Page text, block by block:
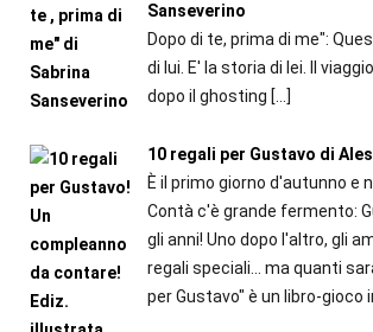
Sanseverino
Dopo di te, prima di me":
di lui. E' la storia di lei. Il
dopo il ghosting […]
10 regali per Gustavo di
È il primo giorno d'autunno e
Contà c'è grande fermento:
gli anni! Uno dopo l'altro, gli
regali speciali... ma quanti
per Gustavo" è un libro-gioco